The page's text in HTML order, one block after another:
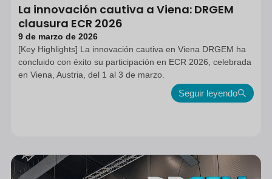
La innovación cautiva a Viena: DRGEM
clausura ECR 2026
9 de marzo de 2026
[Key Highlights] La innovación cautiva en Viena DRGEM ha
concluido con éxito su participación en ECR 2026, celebrada
en Viena, Austria, del 1 al 3 de marzo.
Seguir leyendo